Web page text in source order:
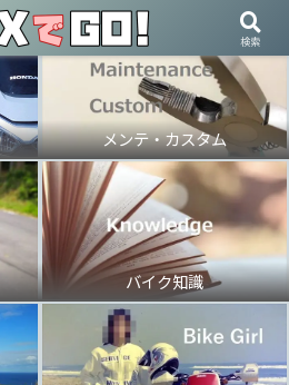
メンテ・カスタム
バイク知識
検索